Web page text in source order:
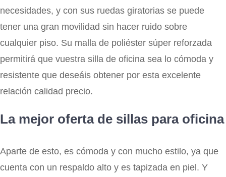
necesidades, y con sus ruedas giratorias se puede
tener una gran movilidad sin hacer ruido sobre
cualquier piso. Su malla de poliéster súper reforzada
permitirá que vuestra silla de oficina sea lo cómoda y
resistente que deseáis obtener por esta excelente
relación calidad precio.
La mejor oferta de sillas para oficina
Aparte de esto, es cómoda y con mucho estilo, ya que
cuenta con un respaldo alto y es tapizada en piel. Y